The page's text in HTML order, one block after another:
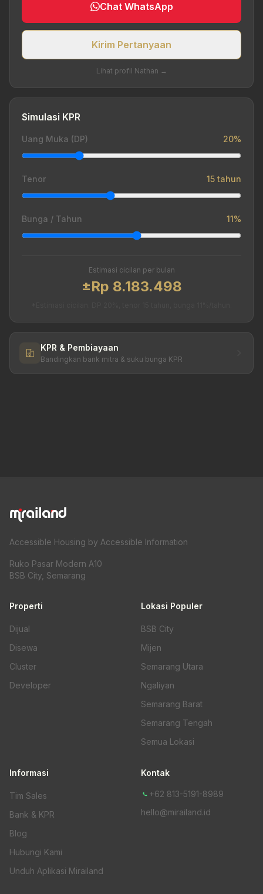
Chat WhatsApp
Kirim Pertanyaan
Lihat profil Nathan →
Simulasi KPR
Uang Muka (DP) 20%
Tenor 15 tahun
Bunga / Tahun 11%
Estimasi cicilan per bulan
±Rp 8.183.498
KPR & Pembiayaan
Bandingkan bank mitra & suku bunga KPR
Accessible Housing by Accessible Information
Ruko Pasar Modern A10
BSB City, Semarang
Properti
Dijual
Disewa
Cluster
Developer
Lokasi Populer
BSB City
Mijen
Semarang Utara
Ngaliyan
Semarang Barat
Semarang Tengah
Semua Lokasi
Informasi
Tim Sales
Bank & KPR
Blog
Hubungi Kami
Unduh Aplikasi Mirailand
Kontak
+62 813-5191-8989
hello@mirailand.id